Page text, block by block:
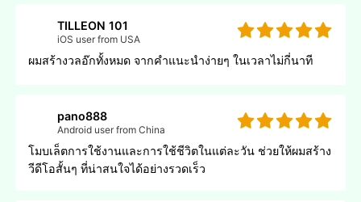
TILLEON 101
iOS user from USA
ผมสร้างวลอ๊กทั้งหมด จากคําแนะนําง่ายๆ ในเวลาไม่กี่นาที
pano888
Android user from China
โมบเล็ตการใช้งานและการใช้ชีวิตในแต่ละวัน ช่วยให้ผมสร้าง
วีดีโอสั้นๆ ที่น่าสนใจได้อย่างรวดเร็ว